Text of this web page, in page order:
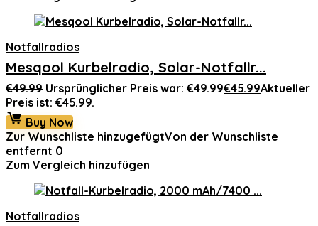
Notfallradios
Mesqool Kurbelradio, Solar-Notfallr...
€49.99 Ursprünglicher Preis war: €49.99€45.99Aktueller
Preis ist: €45.99.
Buy Now
Zur Wunschliste hinzugefügtVon der Wunschliste
entfernt 0
Zum Vergleich hinzufügen
Notfallradios